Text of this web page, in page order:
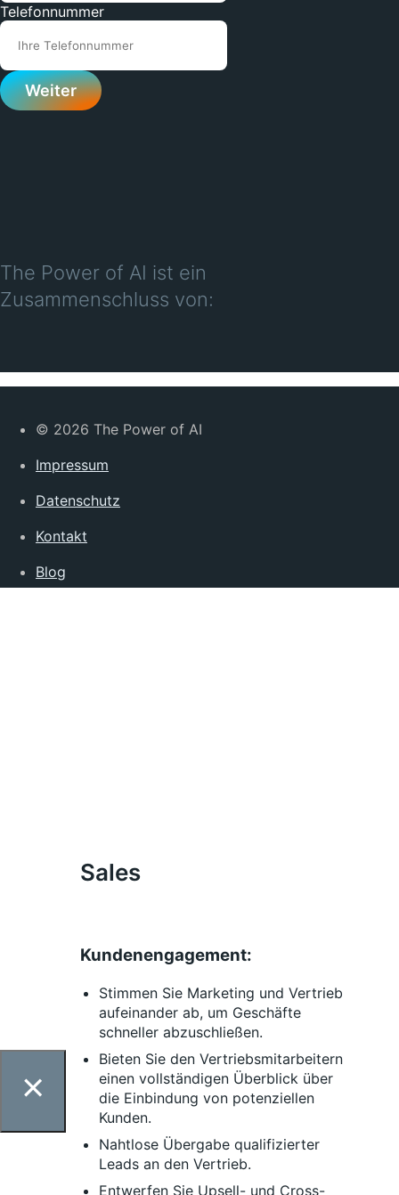
Telefonnummer
The Power of AI ist ein
Zusammenschluss von:
© 2026 The Power of AI
Impressum
Datenschutz
Kontakt
Blog
×
Sales
Kundenengagement:
Stimmen Sie Marketing und Vertrieb
aufeinander ab, um Geschäfte
schneller abzuschließen.
Bieten Sie den Vertriebsmitarbeitern
einen vollständigen Überblick über
die Einbindung von potenziellen
Kunden.
Nahtlose Übergabe qualifizierter
Leads an den Vertrieb.
Entwerfen Sie Upsell- und Cross-